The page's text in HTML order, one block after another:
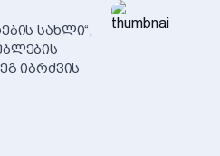
სახლი“,
იბრძვის